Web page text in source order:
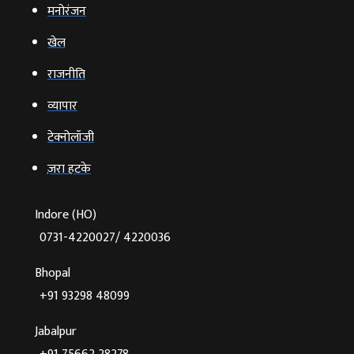
मनोरंजन
खेल
राजनीति
व्‍यापार
टेक्‍नोलॉजी
ज़रा हटके
Indore (HO)
0731-4220027/ 4220036
Bhopal
+91 93298 48099
Jabalpur